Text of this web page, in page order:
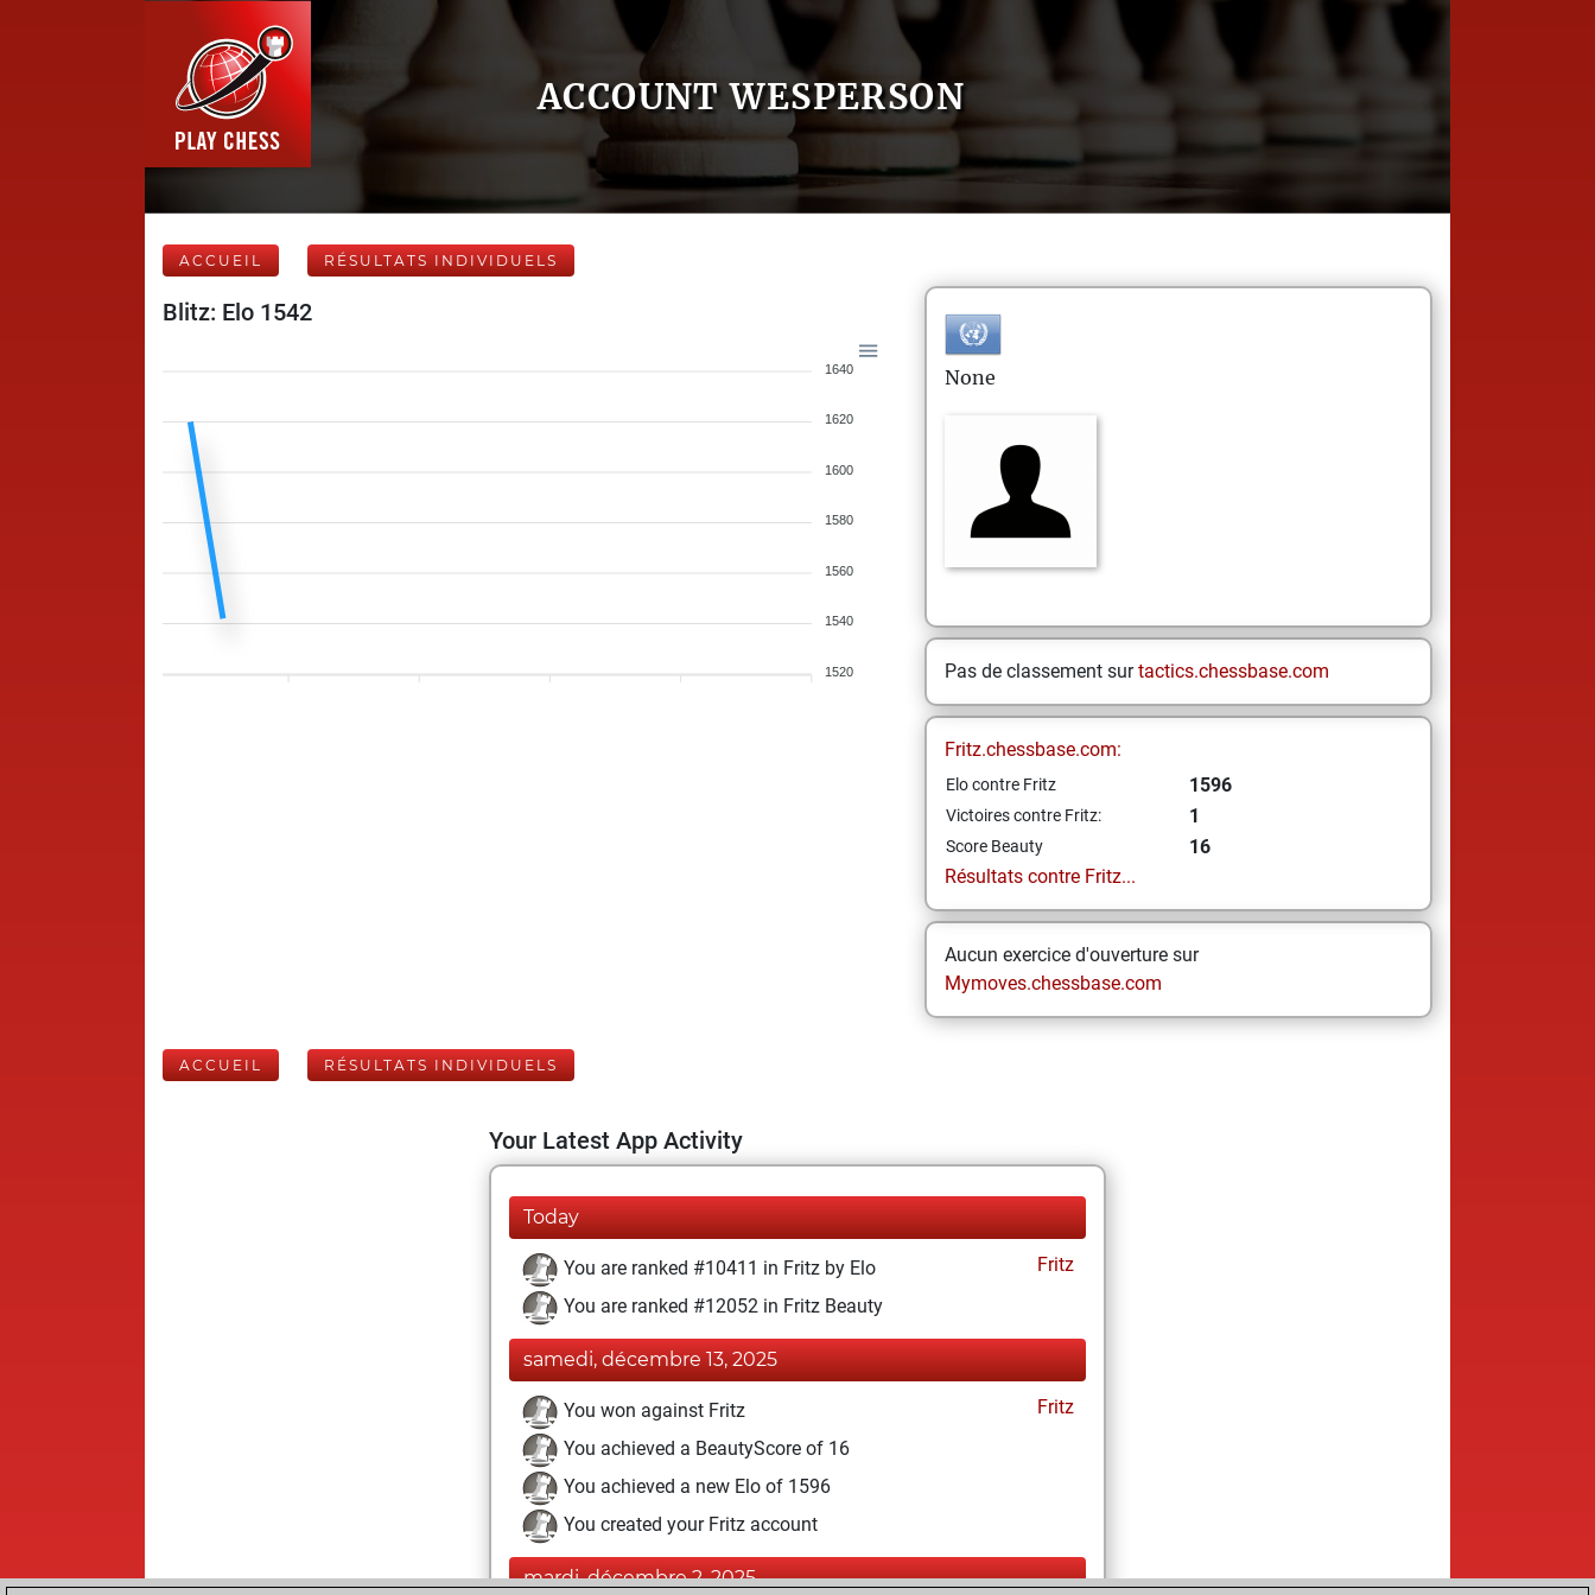
ACCOUNT WESPERSON
ACCUEIL RÉSULTATS INDIVIDUELS
Blitz: Elo 1542
1640
1620
1600
1580
1560
1540
1520
None
Pas de classement surtactics.chessbase.com
Fritz.chessbase.com:
Elo contre Fritz 1596
Victoires contre Fritz: 1
Score Beauty
16
Résultats contre Fritz...
Aucun exercice d'ouverture sur
Mymoves.chessbase.com
ACCUEIL RÉSULTATS INDIVIDUELS
Your Latest App Activity
Today
You are ranked #10411 in Fritz by Elo
Fritz
You are ranked #12052 in Fritz Beauty
samedi, décembre 13, 2025
You won against Fritz
Fritz
You achieved a BeautyScore of 16
You achieved a new Elo of 1596
You created your Fritz account
mardi, décembre 2, 2025